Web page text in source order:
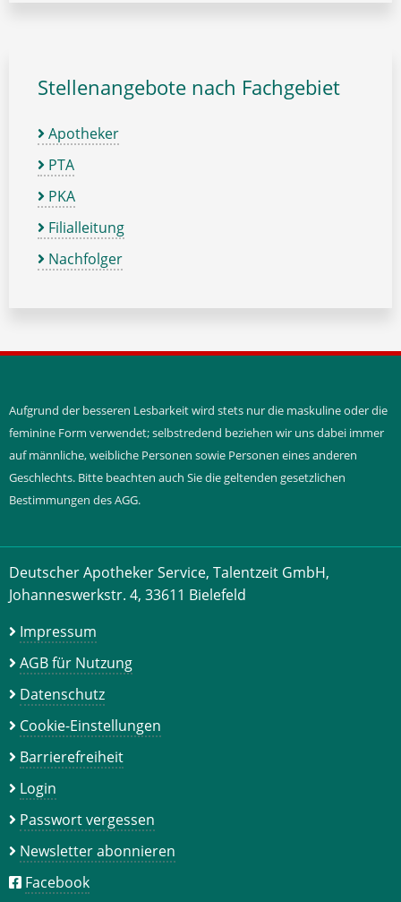
Stellenangebote nach Fachgebiet
Apotheker
PTA
PKA
Filialleitung
Nachfolger
Aufgrund der besseren Lesbarkeit wird stets nur die maskuline oder die
feminine Form verwendet; selbstredend beziehen wir uns dabei immer
auf männliche, weibliche Personen sowie Personen eines anderen
Geschlechts. Bitte beachten auch Sie die geltenden gesetzlichen
Bestimmungen des AGG.
Deutscher Apotheker Service, Talentzeit GmbH,
Johanneswerkstr. 4, 33611 Bielefeld
Impressum
AGB für Nutzung
Datenschutz
Cookie-Einstellungen
Barrierefreiheit
Login
Passwort vergessen
Newsletter abonnieren
Facebook